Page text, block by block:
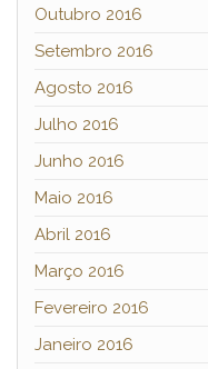
Outubro 2016
Setembro 2016
Agosto 2016
Julho 2016
Junho 2016
Maio 2016
Abril 2016
Março 2016
Fevereiro 2016
Janeiro 2016